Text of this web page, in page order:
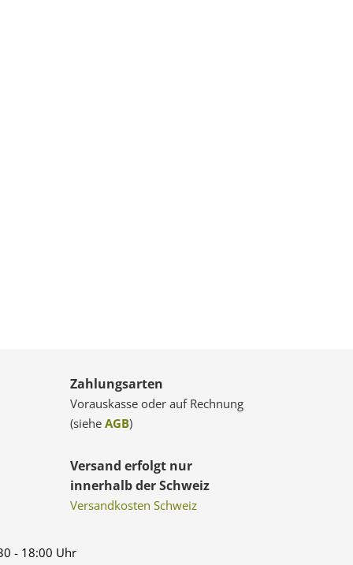
Zahlungsarten
Vorauskasse oder auf Rechnung
(sieheAGB)
Versand erfolgt nur
innerhalb der Schweiz
Versandkosten Schweiz
- 18:00 Uhr